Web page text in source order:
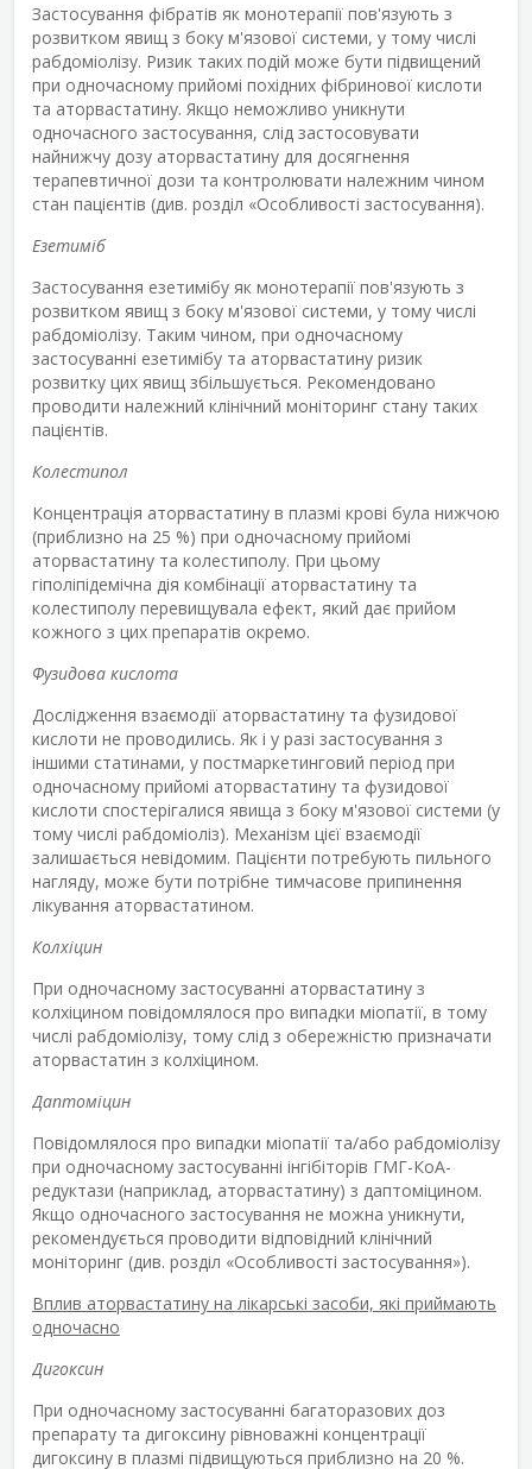
Застосування фібратів як монотерапії пов'язують з
розвитком явищ з боку м'язової системи, у тому числі
рабдоміолізу. Ризик таких подій може бути підвищений
при одночасному прийомі похідних фібринової кислоти
та аторвастатину. Якщо неможливо уникнути
одночасного застосування, слід застосовувати
найнижчу дозу аторвастатину для досягнення
терапевтичної дози та контролювати належним чином
стан пацієнтів (див. розділ «Особливості застосування).
Езетиміб
Застосування езетимібу як монотерапії пов'язують з
розвитком явищ з боку м'язової системи, у тому числі
рабдоміолізу. Таким чином, при одночасному
застосуванні езетимібу та аторвастатину ризик
розвитку цих явищ збільшується. Рекомендовано
проводити належний клінічний моніторинг стану таких
пацієнтів.
Колестипол
Концентрація аторвастатину в плазмі крові була нижчою
(приблизно на 25 %) при одночасному прийомі
аторвастатину та колестиполу. При цьому
гіполіпідемічна дія комбінації аторвастатину та
колестиполу перевищувала ефект, який дає прийом
кожного з цих препаратів окремо.
Фузидова кислота
Дослідження взаємодії аторвастатину та фузидової
кислоти не проводились. Як і у разі застосування з
іншими статинами, у постмаркетинговий період при
одночасному прийомі аторвастатину та фузидової
кислоти спостерігалися явища з боку м'язової системи (у
тому числі рабдоміоліз). Механізм цієї взаємодії
залишається невідомим. Пацієнти потребують пильного
нагляду, може бути потрібне тимчасове припинення
лікування аторвастатином.
Колхіцин
При одночасному застосуванні аторвастатину з
колхіцином повідомлялося про випадки міопатії, в тому
числі рабдоміолізу, тому слід з обережністю призначати
аторвастатин з колхіцином.
Даптоміцин
Повідомлялося про випадки міопатії та/або рабдоміолізу
при одночасному застосуванні інгібіторів ГМГ-КоА-
редуктази (наприклад, аторвастатину) з даптоміцином.
Якщо одночасного застосування не можна уникнути,
рекомендується проводити відповідний клінічний
моніторинг (див. розділ «Особливості застосування»).
Вплив аторвастатину на лікарські засоби, які приймають
одночасно
Дигоксин
При одночасному застосуванні багаторазових доз
препарату та дигоксину рівноважні концентрації
дигоксину в плазмі підвищуються приблизно на 20 %.